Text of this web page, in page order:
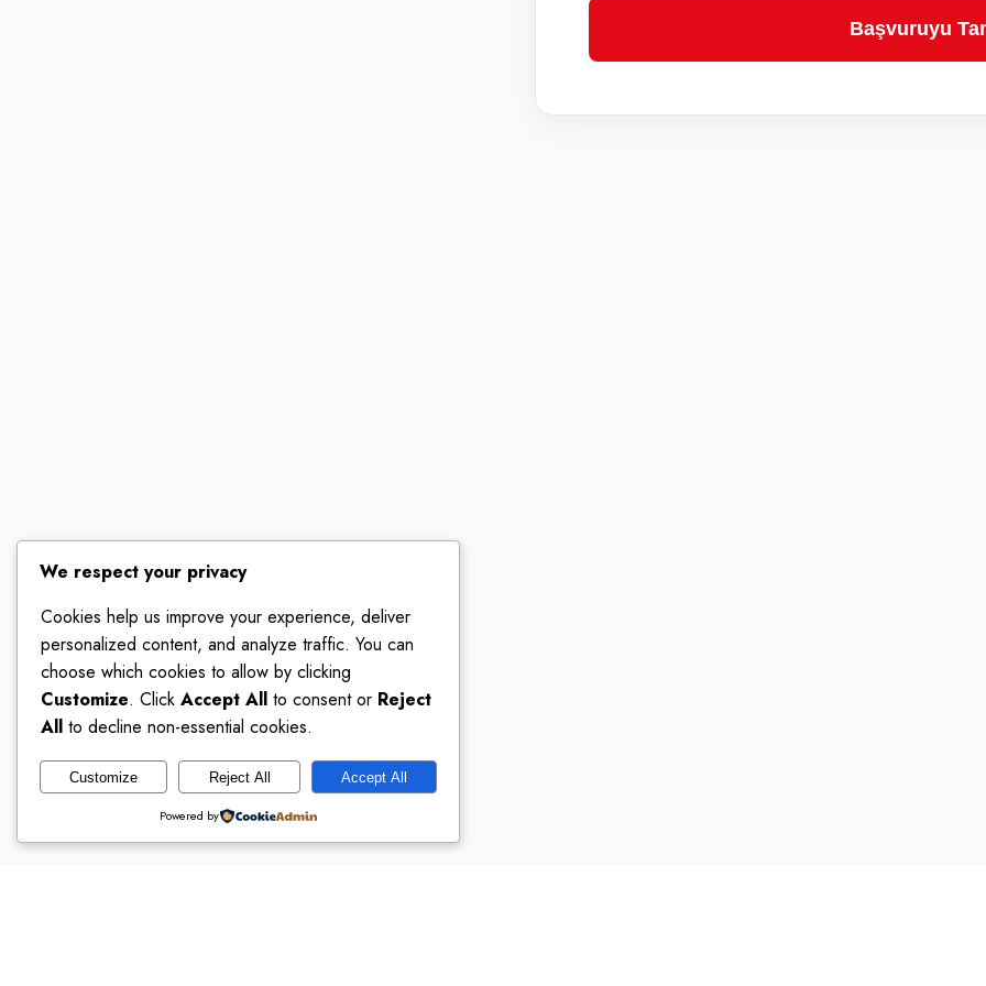
Başvuruyu
We respect your privacy
Cookies help us improve your experience, deliver
personalized content, and analyze traffic. You can
choose which cookies to allow by clicking
Customize. Click Accept All to consent or Reject
All to decline non-essential cookies.
Customize Reject All Accept All
Powered by